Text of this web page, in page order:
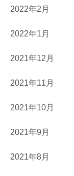
2022年2月
2022年1月
2021年12月
2021年11月
2021年10月
2021年9月
2021年8月